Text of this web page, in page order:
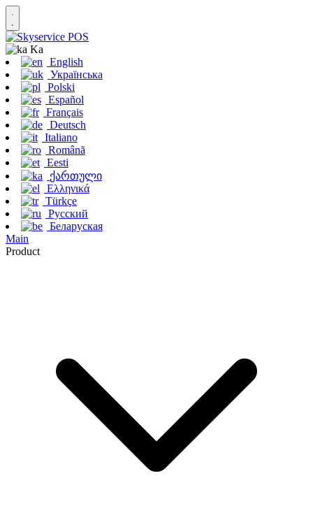
Ka
English
Українська
Polski
Español
Français
Deutsch
Italiano
Română
Eesti
ქართული
Ελληνικά
Türkçe
Русский
Беларуская
Main
Product